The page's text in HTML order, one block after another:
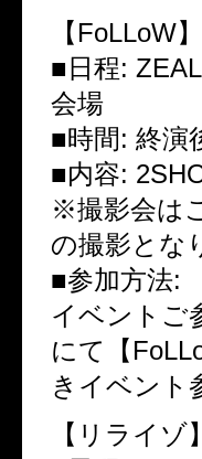
【FoLLoW】
■日程:
会場
■時間: 終演
■内容:
※撮影会は
の撮影とな
■参加方法:
イベントご
にて【
きイベント
【リライゾ】